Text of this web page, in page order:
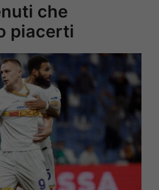
che
piacerti